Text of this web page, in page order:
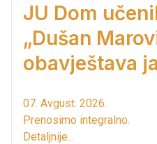
JU Dom
„Dušan
obavještava
07. Avgust. 2026.
Prenosimo integralno.
Detaljnije...